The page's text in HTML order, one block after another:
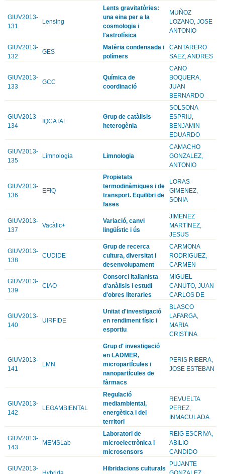
GIUV2013-
131
Lensing
Lents gravitatòries:
una eina per a la
cosmologia i
l'astrofísica
MUÑOZ
LOZANO, JOSE
ANTONIO
GIUV2013-
132
GES
Matèria condensada i
polímers
CANTARERO
SAEZ, ANDRES
GIUV2013-
133
GCC
Química de
coordinació
CANO
BOQUERA,
JUAN
BERNARDO
GIUV2013-
134
IQCATAL
Grup de catàlisis
heterogènia
SOLSONA
ESPRIU,
BENJAMIN
EDUARDO
GIUV2013-
135
Limnologia Limnologia
CAMACHO
GONZALEZ,
ANTONIO
GIUV2013-
136
EFIQ
Propietats
termodinàmiques i de
transport. Equilibri de
fases
LORAS
GIMENEZ,
SONIA
GIUV2013-
137
Vacàlic+
Variació, canvi
lingüístic i ús
JIMENEZ
MARTINEZ,
JESUS
GIUV2013-
138
CUDIDE
Grup de recerca
cultura, diversitat i
desenvolupament
CARMONA
RODRIGUEZ,
CARMEN
GIUV2013-
139
CIAO
Consorci italianista
d'anàlisis i estudi
d'obres literaries
MIGUEL
CANUTO, JUAN
CARLOS DE
GIUV2013-
140
UIRFIDE
Unitat d'investigació
en rendiment físic i
esportiu
BLASCO
LAFARGA,
MARIA
CRISTINA
GIUV2013-
141
LMN
Grup d' investigació
en LADMER,
micropartÍcules i
nanopartÍcules de
fàrmacs
PERIS RIBERA,
JOSE ESTEBAN
GIUV2013-
142
LEGAMBIENTAL
Regulació
mediambiental,
energètica i del
territori
REVUELTA
PEREZ,
INMACULADA
GIUV2013-
143
MEMSLab
Laboratori de
microelectrònica i
microsensors
REIG ESCRIVA,
ABILIO
CANDIDO
GIUV2013-
Hibridacions culturals
PUJANTE